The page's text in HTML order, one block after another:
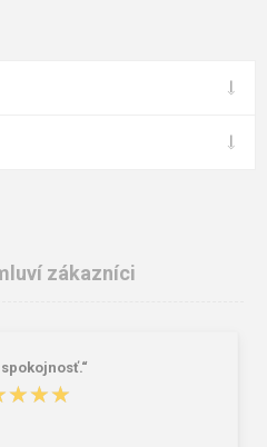
zákazníci